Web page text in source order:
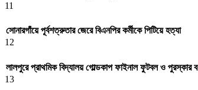
11
সোনারগাঁয়ে পূর্বশত্রুতার জেরে বিএনপির কর্মীকে পিটিয়ে হত্যা
12
লালপুরে প্রাথমিক বিদ্যালয় গোল্ডকাপ ফাইনাল ফুটবল ও পুরস্কার ব
13